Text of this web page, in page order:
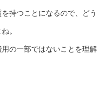
持つことになるので、どう
。
の一部ではないことを理解